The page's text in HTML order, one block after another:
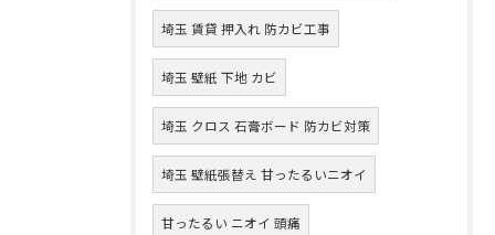
埼玉 賃貸 押入れ 防カビ工事
埼玉 壁紙 下地 カビ
埼玉 クロス 石膏ボード 防カビ対策
埼玉 壁紙張替え 甘ったるいニオイ
甘ったるい ニオイ 頭痛